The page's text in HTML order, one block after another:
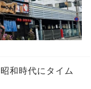
和時代にタイム